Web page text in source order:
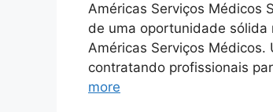
Américas Serviços Médicos
de uma oportunidade
Américas Serviços
contratando profissionais
more